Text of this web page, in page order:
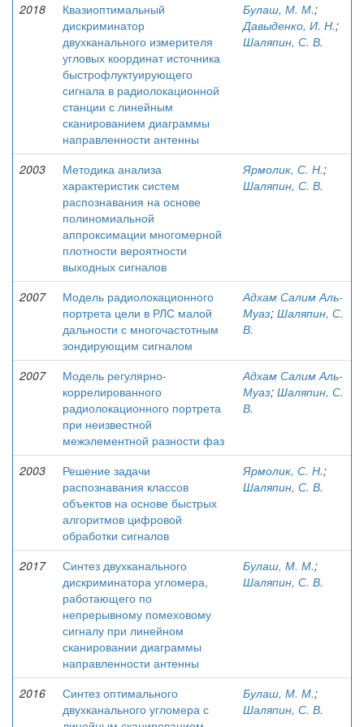
2018
Квазиоптимальный
дискриминатор
двухканального измерителя
угловых координат источника
быстрофлуктуирующего
сигнала в радиолокационной
станции с линейным
сканированием диаграммы
направленности антенны
Булаш, М. М.;
Давыденко, И. Н.;
Шаляпин, С. В.
2003
Методика анализа
характеристик систем
распознавания на основе
полиномиальной
аппроксимации многомерной
плотности вероятности
выходных сигналов
Ярмолик, С. Н.;
Шаляпин, С. В.
2007
Модель радиолокационного
портрета цели в РЛС малой
дальности с многочастотным
зондирующим сигналом
Адхам Салим Аль-
Муаз; Шаляпин, С.
В.
2007
Модель регулярно-
коррелированного
радиолокационного портрета
при неизвестной
межэлементной разности фаз
Адхам Салим Аль-
Муаз; Шаляпин, С.
В.
2003
Решение задачи
распознавания классов
объектов на основе быстрых
алгоритмов цифровой
обработки сигналов
Ярмолик, С. Н.;
Шаляпин, С. В.
2017
Синтез двухканального
дискриминатора угломера,
работающего по
непрерывному помеховому
сигналу при линейном
сканировании диаграммы
направленности антенны
Булаш, М. М.;
Шаляпин, С. В.
2016
Синтез оптимального
двухканального угломера с
Булаш, М. М.;
Шаляпин, С. В.